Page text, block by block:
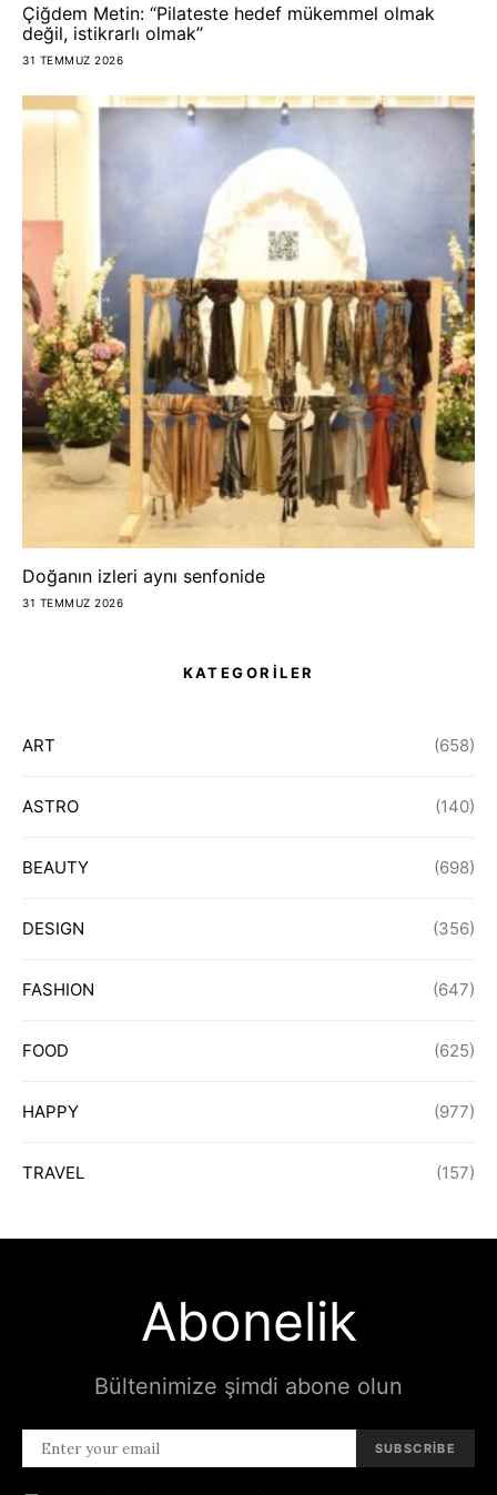
Çiğdem Metin: “Pilateste hedef mükemmel olmak
değil, istikrarlı olmak”
31 TEMMUZ 2026
Doğanın izleri aynı senfonide
31 TEMMUZ 2026
KATEGORİLER
ART (658)
ASTRO (140)
BEAUTY (698)
DESIGN (356)
FASHION (647)
FOOD (625)
HAPPY (977)
TRAVEL (157)
Abonelik
Bültenimize şimdi abone olun
SUBSCRIBE